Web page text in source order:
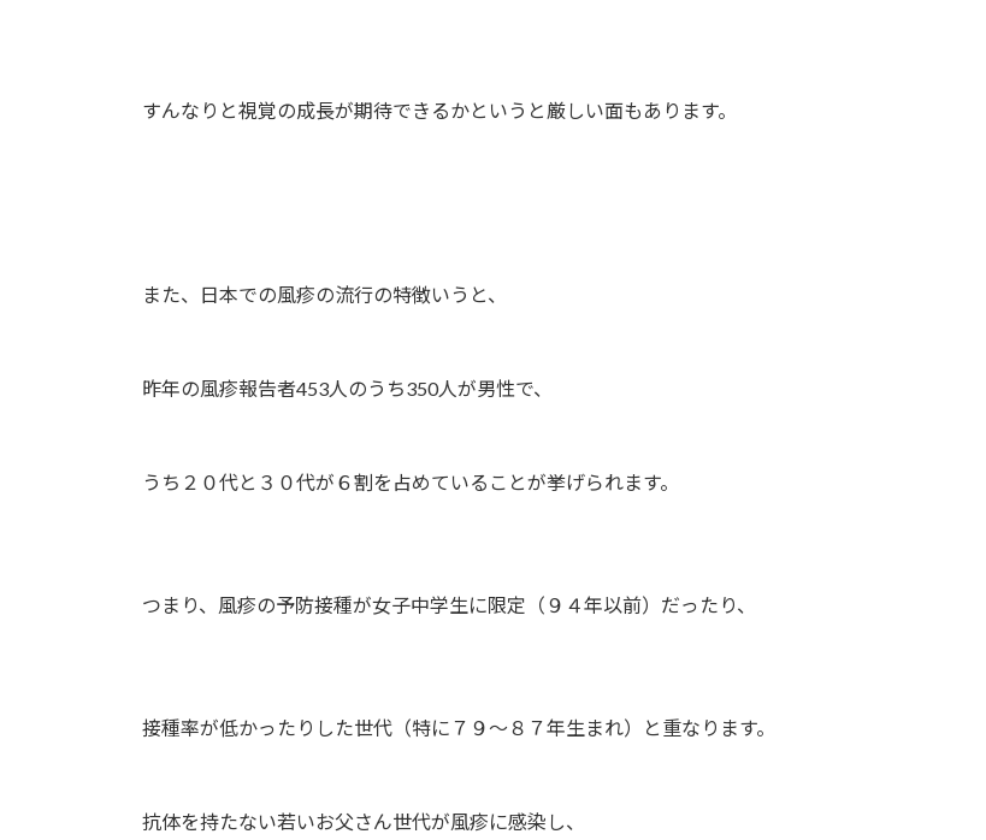
すんなりと視覚の成長が期待できるかというと厳しい面もあります。
また、日本での風疹の流行の特徴いうと、
昨年の風疹報告者453人のうち350人が男性で、
うち２０代と３０代が６割を占めていることが挙げられます。
つまり、風疹の予防接種が女子中学生に限定（９４年以前）だったり、
接種率が低かったりした世代（特に７９～８７年生まれ）と重なります。
抗体を持たない若いお父さん世代が風疹に感染し、